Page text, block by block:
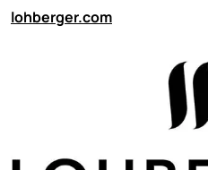
lohberger.com